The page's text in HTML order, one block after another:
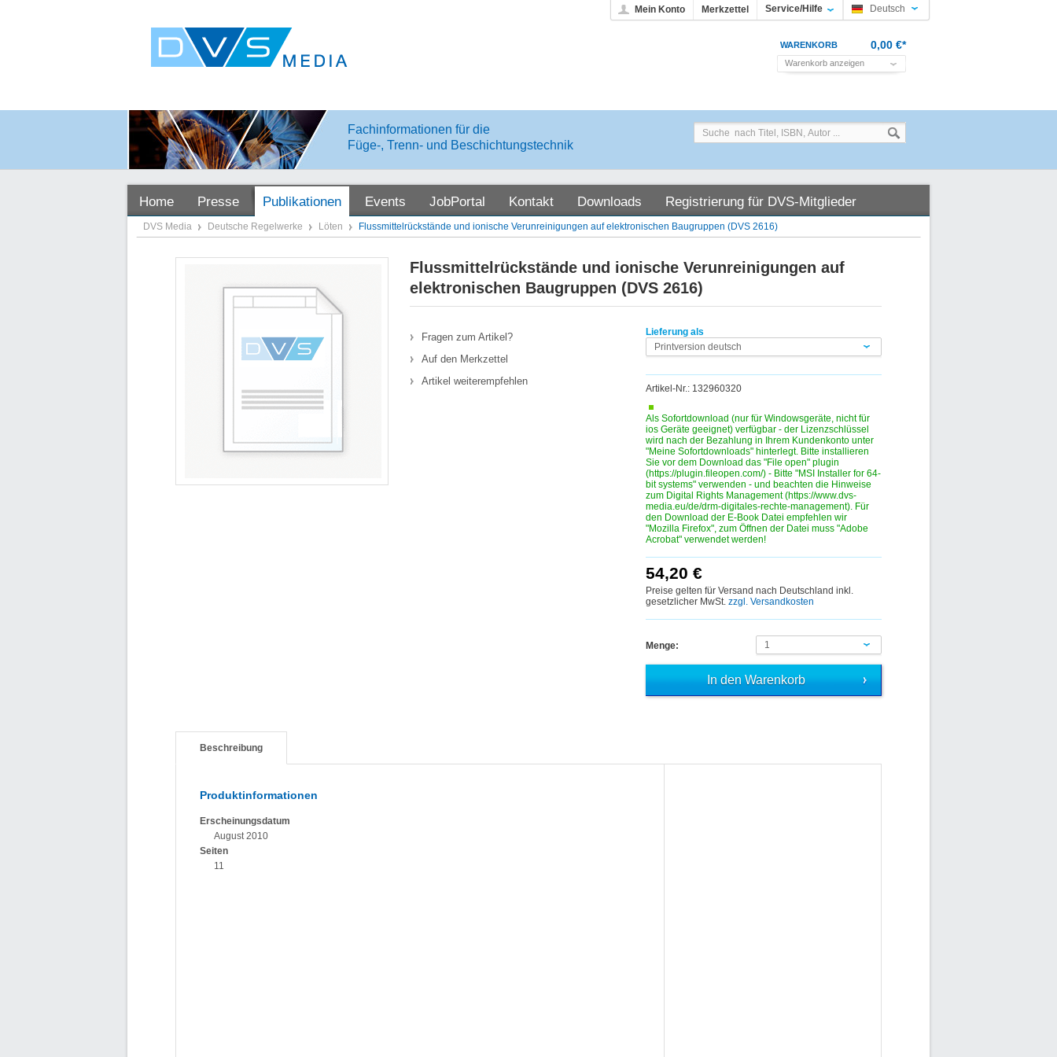
Mein Konto Merkzettel Service/Hilfe Deutsch
WARENKORB 0,00 €*
Warenkorb anzeigen
Fachinformationen für die
Füge-, Trenn- und Beschichtungstechnik
Home Presse Publikationen Events JobPortal Kontakt Downloads Registrierung für DVS-Mitglieder
DVS Media Deutsche Regelwerke Löten Flussmittelrückstände und ionische Verunreinigungen auf elektronischen Baugruppen (DVS 2616)
Flussmittelrückstände und ionische Verunreinigungen auf
elektronischen Baugruppen (DVS 2616)
Fragen zum Artikel?
Auf den Merkzettel
Artikel weiterempfehlen
Lieferung als
Printversion deutsch
Artikel-Nr.: 132960320
Als Sofortdownload (nur für Windowsgeräte, nicht für
ios Geräte geeignet) verfügbar - der Lizenzschlüssel
wird nach der Bezahlung in Ihrem Kundenkonto unter
"Meine Sofortdownloads" hinterlegt. Bitte installieren
Sie vor dem Download das "File open" plugin
(https://plugin.fileopen.com/) - Bitte "MSI Installer for 64-
bit systems" verwenden - und beachten die Hinweise
zum Digital Rights Management (https://www.dvs-
media.eu/de/drm-digitales-rechte-management). Für
den Download der E-Book Datei empfehlen wir
"Mozilla Firefox", zum Öffnen der Datei muss "Adobe
Acrobat" verwendet werden!
54,20 €
Preise gelten für Versand nach Deutschland inkl.
gesetzlicher MwSt. zzgl. Versandkosten
Menge: 1
Beschreibung
Produktinformationen
Erscheinungsdatum
August 2010
Seiten
11